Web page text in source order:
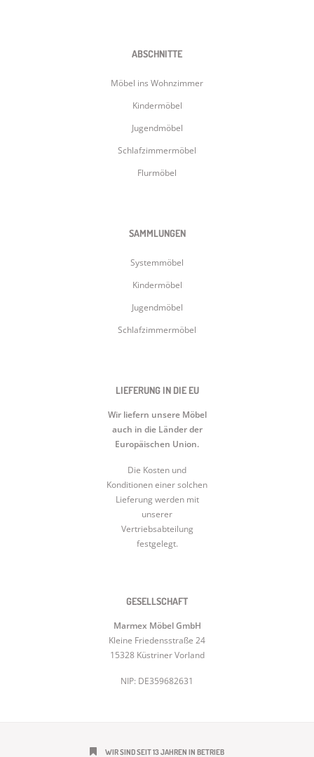
ABSCHNITTE
Möbel ins Wohnzimmer
Kindermöbel
Jugendmöbel
Schlafzimmermöbel
Flurmöbel
SAMMLUNGEN
Systemmöbel
Kindermöbel
Jugendmöbel
Schlafzimmermöbel
LIEFERUNG IN DIE EU
Wir liefern unsere Möbel
auch in die Länder der
Europäischen Union.
Die Kosten und
Konditionen einer solchen
Lieferung werden mit
unserer
Vertriebsabteilung
festgelegt.
GESELLSCHAFT
Marmex Möbel GmbH
Kleine Friedensstraße 24
15328 Küstriner Vorland
NIP: DE359682631
WIR SIND SEIT 13 JAHREN IN BETRIEB